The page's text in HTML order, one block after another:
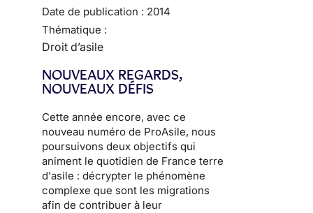
Date de publication : 2014
Thématique :
Droit d’asile
NOUVEAUX REGARDS,
NOUVEAUX DÉFIS
Cette année encore, avec ce
nouveau numéro de ProAsile, nous
poursuivons deux objectifs qui
animent le quotidien de France terre
d'asile : décrypter le phénomène
complexe que sont les migrations
afin de contribuer à leur